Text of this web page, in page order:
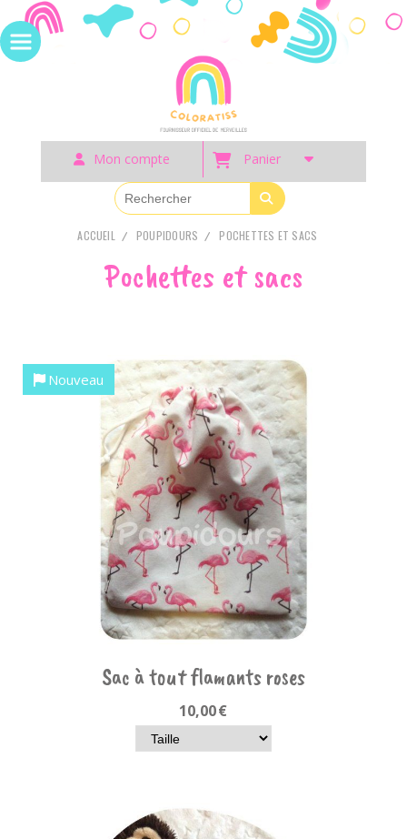
Mon compte Panier
ACCUEIL POUPIDOURS POCHETTES ET SACS
Pochettes et sacs
Nouveau
Sac à tout flamants roses
10,00€
Panneau de gestion des cookies